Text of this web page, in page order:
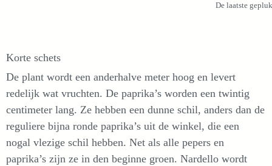
De laatste
Korte schets
De plant wordt een anderhalve meter hoog en levert
redelijk wat vruchten. De paprika’s worden een twintig
centimeter lang. Ze hebben een dunne schil, anders dan de
reguliere bijna ronde paprika’s uit de winkel, die een
nogal vlezige schil hebben. Net als alle pepers en
paprika’s zijn ze in den beginne groen. Nardello wordt